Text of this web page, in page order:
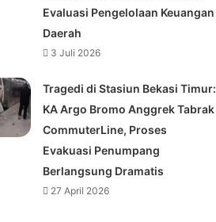
Evaluasi Pengelolaan Keuangan
Daerah
3 Juli 2026
Tragedi di Stasiun Bekasi Timur:
KA Argo Bromo Anggrek Tabrak
CommuterLine, Proses
Evakuasi Penumpang
Berlangsung Dramatis
27 April 2026